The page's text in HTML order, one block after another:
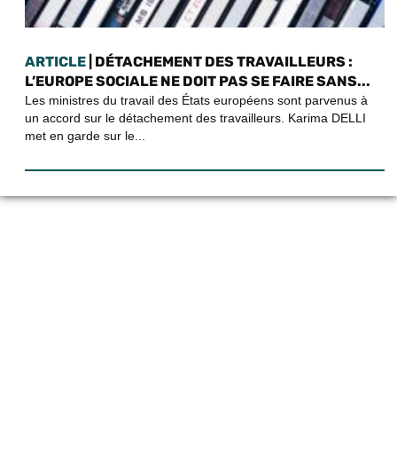
ARTICLE | DÉTACHEMENT DES TRAVAILLEURS :
L’EUROPE SOCIALE NE DOIT PAS SE FAIRE SANS...
Les ministres du travail des États européens sont parvenus à
un accord sur le détachement des travailleurs. Karima DELLI
met en garde sur le...